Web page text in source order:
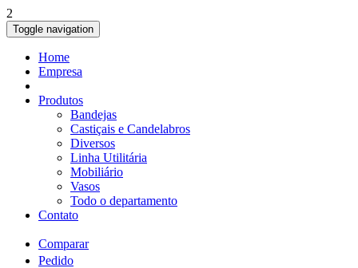
2
Toggle navigation
Home
Empresa
Produtos
Bandejas
Castiçais e Candelabros
Diversos
Linha Utilitária
Mobiliário
Vasos
Todo o departamento
Contato
Comparar
Pedido